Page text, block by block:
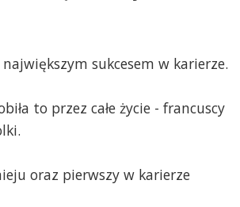
sukcesem w karierze.
to przez całe życie - francuscy
oraz pierwszy w karierze